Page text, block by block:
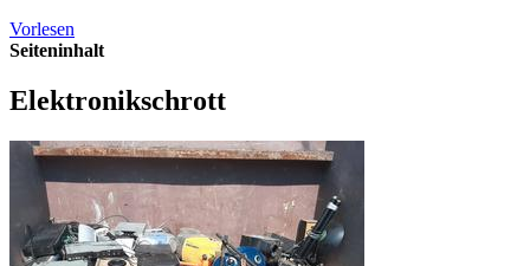
Vorlesen
Seiteninhalt
Elektronikschrott